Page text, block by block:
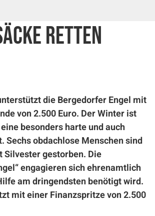
retten
die Bergedorfer Engel mit
von 2.500 Euro. Der Winter ist
besonders harte und auch
Sechs obdachlose Menschen sind
Silvester gestorben. Die
engagieren sich ehrenamtlich
am dringendsten benötigt wird.
mit einer Finanzspritze von 2.500